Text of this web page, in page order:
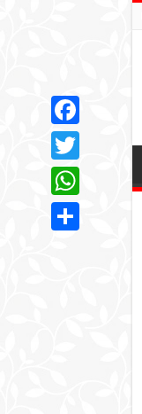
Facebook
Twitter
WhatsApp